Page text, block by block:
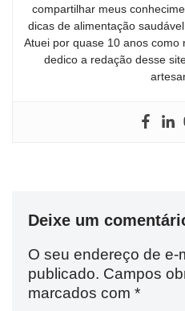
compartilhar meus
dicas de alimentação
Atuei por quase 10 anos como
dedico a redação desse
Deixe um
O seu endereço de e-
publicado. Campos
marcados com *